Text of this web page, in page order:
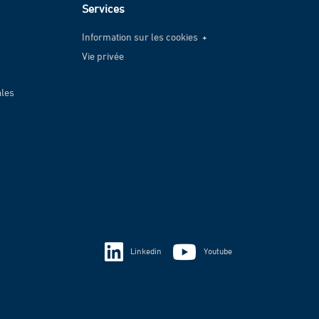
Services
Information sur les cookies
Information sur les cookies
Vie privée
Linkedin Youtube